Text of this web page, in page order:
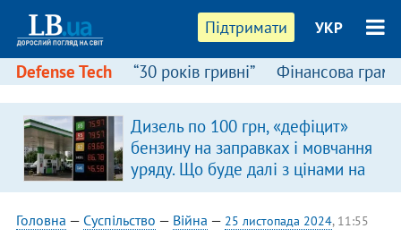
Підтримати УКР
Defense Tech “30 років гривні” Фінансова
Дизель по 100 грн, «дефіцит»
бензину на заправках і мовчання
уряду. Що буде далі з цінами на
пальне?
Головна — Суспільство — Війна — 25 листопада 2024, 11:55